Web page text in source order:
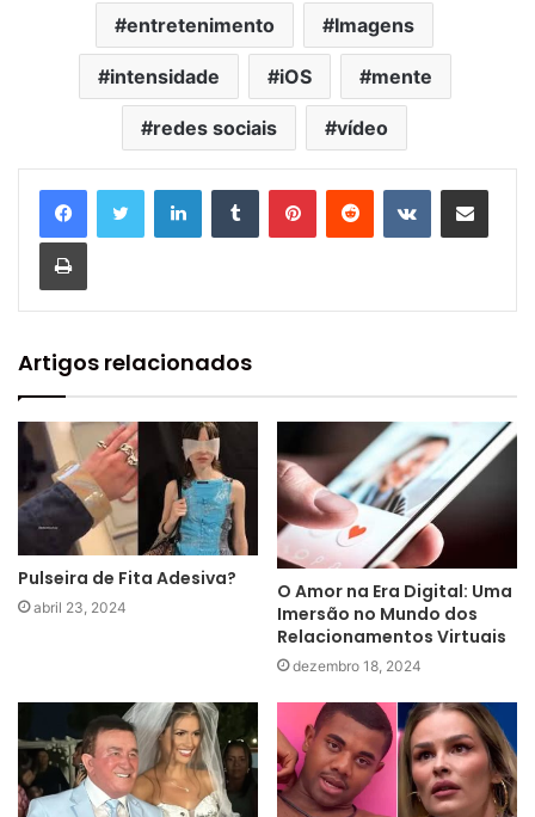
entretenimento Imagens
intensidade iOS mente
redes sociais vídeo
Artigos relacionados
Pulseira de Fita Adesiva?
abril 23, 2024
O Amor na Era Digital: Uma
Imersão no Mundo dos
Relacionamentos Virtuais
dezembro 18, 2024